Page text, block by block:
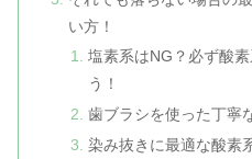
い方！
塩素系はNG？必ず酸
う！
歯ブラシを使った丁寧
染み抜きに最適な酸素